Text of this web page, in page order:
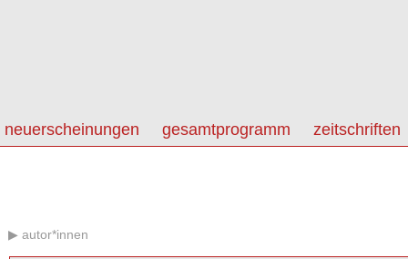
neuerscheinungen gesamtprogramm zeitschriften
autor*innen